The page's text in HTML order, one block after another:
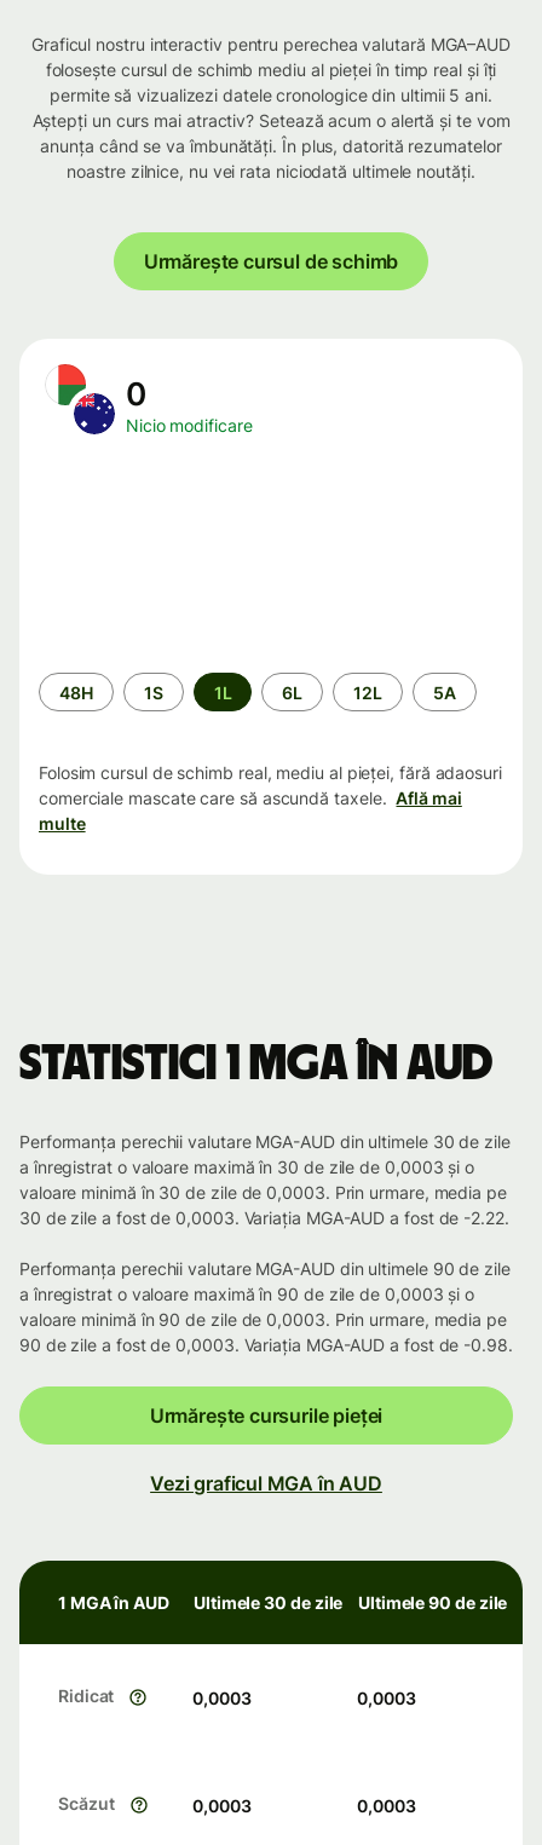
Graficul nostru interactiv pentru perechea valutară MGA–AUD
folosește cursul de schimb mediu al pieței în timp real și îți
permite să vizualizezi datele cronologice din ultimii 5 ani.
Aștepți un curs mai atractiv? Setează acum o alertă și te vom
anunța când se va îmbunătăți. În plus, datorită rezumatelor
noastre zilnice, nu vei rata niciodată ultimele noutăți.
Urmărește cursul de schimb
0
Nicio modificare
Perioada
48H 1S 1L 6L 12L 5A
Folosim cursul de schimb real, mediu al pieței, fără adaosuri
comerciale mascate care să ascundă taxele. Află mai
multe
Statistici 1 MGA în AUD
Performanța perechii valutare MGA-AUD din ultimele 30 de zile
a înregistrat o valoare maximă în 30 de zile de 0,0003 și o
valoare minimă în 30 de zile de 0,0003. Prin urmare, media pe
30 de zile a fost de 0,0003. Variația MGA-AUD a fost de -2.22.
Performanța perechii valutare MGA-AUD din ultimele 90 de zile
a înregistrat o valoare maximă în 90 de zile de 0,0003 și o
valoare minimă în 90 de zile de 0,0003. Prin urmare, media pe
90 de zile a fost de 0,0003. Variația MGA-AUD a fost de -0.98.
Urmărește cursurile pieței
Vezi graficul MGA în AUD
1 MGA în AUD Ultimele 30 de zile Ultimele 90 de zile
Ridicat 0,0003 0,0003
Scăzut 0,0003 0,0003